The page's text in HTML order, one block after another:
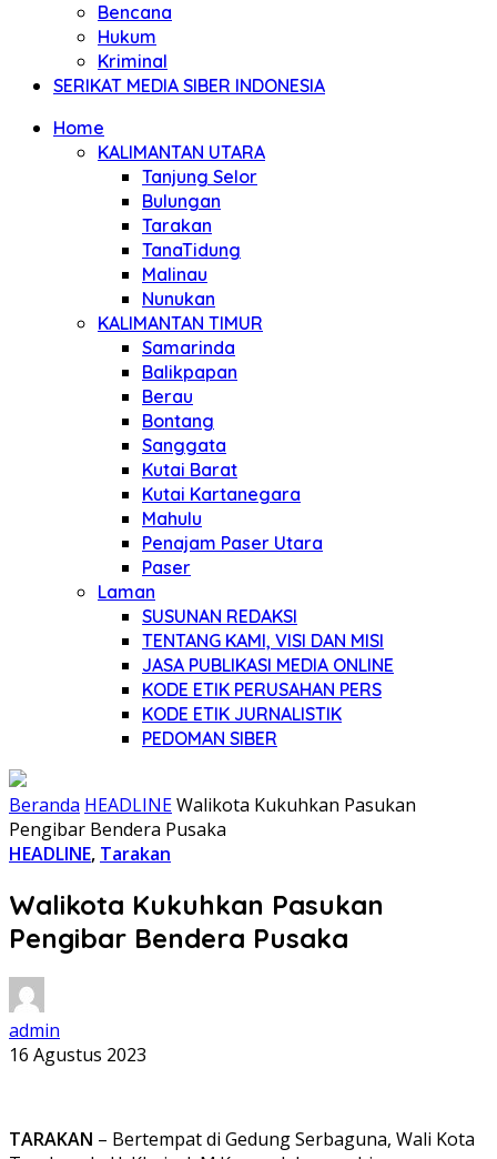
Bencana
Hukum
Kriminal
SERIKAT MEDIA SIBER INDONESIA
Home
KALIMANTAN UTARA
Tanjung Selor
Bulungan
Tarakan
TanaTidung
Malinau
Nunukan
KALIMANTAN TIMUR
Samarinda
Balikpapan
Berau
Bontang
Sanggata
Kutai Barat
Kutai Kartanegara
Mahulu
Penajam Paser Utara
Paser
Laman
SUSUNAN REDAKSI
TENTANG KAMI, VISI DAN MISI
JASA PUBLIKASI MEDIA ONLINE
KODE ETIK PERUSAHAN PERS
KODE ETIK JURNALISTIK
PEDOMAN SIBER
Beranda HEADLINEWalikota Kukuhkan Pasukan
Pengibar Bendera Pusaka
HEADLINE, Tarakan
Walikota Kukuhkan Pasukan
Pengibar Bendera Pusaka
admin
16 Agustus 2023
TARAKAN – Bertempat di Gedung Serbaguna, Wali Kota